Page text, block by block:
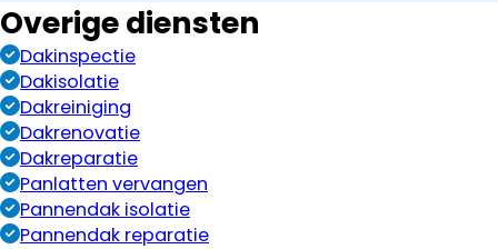
Overige diensten
Dakinspectie
Dakisolatie
Dakreiniging
Dakrenovatie
Dakreparatie
Panlatten vervangen
Pannendak isolatie
Pannendak reparatie